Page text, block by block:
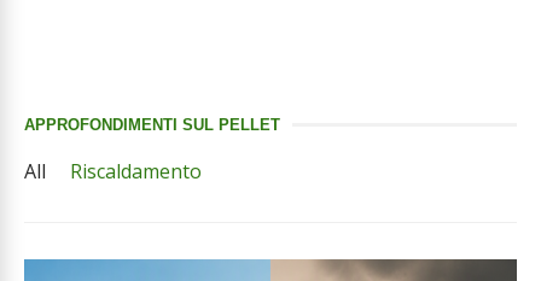
APPROFONDIMENTI SUL PELLET
All Riscaldamento